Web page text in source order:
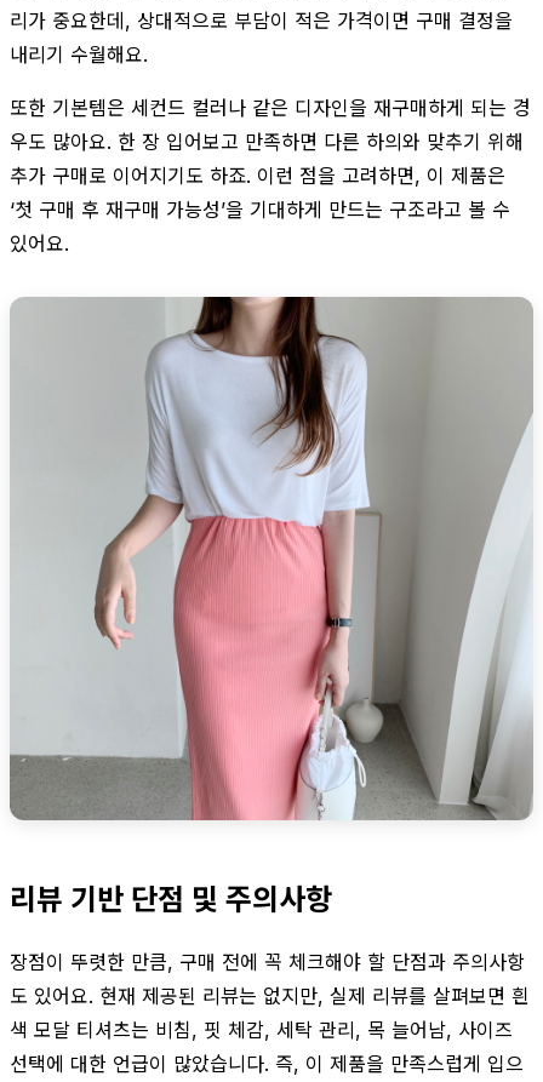
리가 중요한데, 상대적으로 부담이 적은 가격이면 구매 결정을
내리기 수월해요.
또한 기본템은 세컨드 컬러나 같은 디자인을 재구매하게 되는 경
우도 많아요. 한 장 입어보고 만족하면 다른 하의와 맞추기 위해
추가 구매로 이어지기도 하죠. 이런 점을 고려하면, 이 제품은
‘첫 구매 후 재구매 가능성’을 기대하게 만드는 구조라고 볼 수
있어요.
리뷰 기반 단점 및 주의사항
장점이 뚜렷한 만큼, 구매 전에 꼭 체크해야 할 단점과 주의사항
도 있어요. 현재 제공된 리뷰는 없지만, 실제 리뷰를 살펴보면 흰
색 모달 티셔츠는 비침, 핏 체감, 세탁 관리, 목 늘어남, 사이즈
선택에 대한 언급이 많았습니다. 즉, 이 제품을 만족스럽게 입으